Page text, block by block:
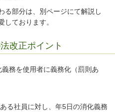
部分は、別ページにて解説し
しております。
改正ポイント
務を使用者に義務化（罰則あ
る社員に対し、年5日の消化義務